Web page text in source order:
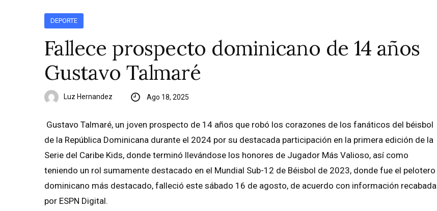
DEPORTE
Fallece prospecto dominicano de 14 años
Gustavo Talmaré
Luz Hernandez Ago 18, 2025
Gustavo Talmaré, un joven prospecto de 14 años que robó los corazones de los fanáticos del béisbol
de la República Dominicana durante el 2024 por su destacada participación en la primera edición de la
Serie del Caribe Kids, donde terminó llevándose los honores de Jugador Más Valioso, así como
teniendo un rol sumamente destacado en el Mundial Sub-12 de Béisbol de 2023, donde fue el pelotero
dominicano más destacado, falleció este sábado 16 de agosto, de acuerdo con información recabada
por ESPN Digital.